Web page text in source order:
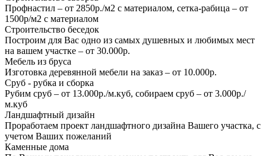
Профнастил – от 2850р./м2 с материалом, сетка-рабица – от
1500р/м2 с материалом
Строительство беседок
Построим для Вас одно из самых душевных и любимых мест
на вашем участке – от 30.000р.
Мебель из бруса
Изготовка деревянной мебели на заказ – от 10.000р.
Сруб - рубка и сборка
Рубим сруб – от 13.000р./м.куб, собираем сруб – от 3.000р./
м.куб
Ландшафтный дизайн
Проработаем проект ландшафтного дизайна Вашего участка, с
учетом Ваших пожеланий
Каменные дома